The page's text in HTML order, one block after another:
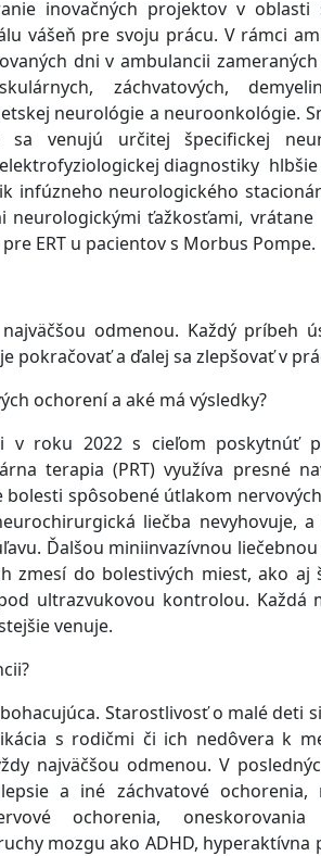
inovačných projektov v oblasti
vášeň pre svoju prácu. V rámci
dni v ambulancii
záchvatových,
neurológie a neuroonkológie.
venujú určitej špecifickej
diagnostiky hlbšie
infúzneho neurologického
neurologickými ťažkosťami,
ERT u pacientov s Morbus Pompe.
odmenou. Každý príbeh
pokračovať a ďalej sa zlepšovať v
ochorení a aké má výsledky?
v roku 2022 s cieľom poskytnúť
terapia (PRT) využíva presné
spôsobené útlakom
liečba nevyhovuje, a
Ďalšou miniinvazívnou
do bolestivých miest, ako aj
ultrazvukovou kontrolou. Každá
venuje.
Starostlivosť o malé deti
s rodičmi či ich nedôvera k
najväčšou odmenou. V
a iné záchvatové ochorenia,
ochorenia, oneskorovania
mozgu ako ADHD, hyperaktívna